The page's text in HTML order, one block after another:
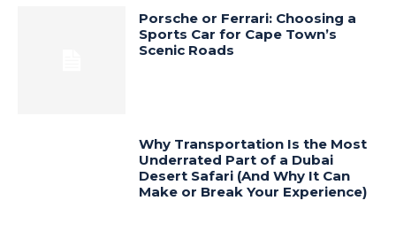
Porsche or Ferrari: Choosing a
Sports Car for Cape Town’s
Scenic Roads
Why Transportation Is the Most
Underrated Part of a Dubai
Desert Safari (And Why It Can
Make or Break Your Experience)